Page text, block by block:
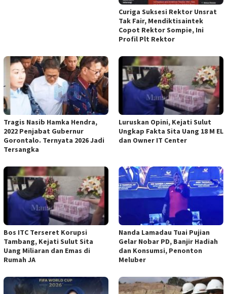
Curiga Suksesi Rektor Unsrat
Tak Fair, Mendiktisaintek
Copot Rektor Sompie, Ini
Profil Plt Rektor
Tragis Nasib Hamka Hendra,
2022 Penjabat Gubernur
Gorontalo. Ternyata 2026 Jadi
Tersangka
Luruskan Opini, Kejati Sulut
Ungkap Fakta Sita Uang 18 M EL
dan Owner IT Center
Bos ITC Terseret Korupsi
Tambang, Kejati Sulut Sita
Uang Miliaran dan Emas di
Rumah JA
Nanda Lamadau Tuai Pujian
Gelar Nobar PD, Banjir Hadiah
dan Konsumsi, Penonton
Meluber